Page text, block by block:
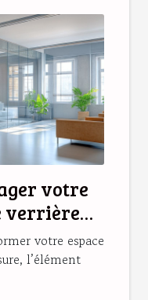
votre
verrière
votre espace
l’élément